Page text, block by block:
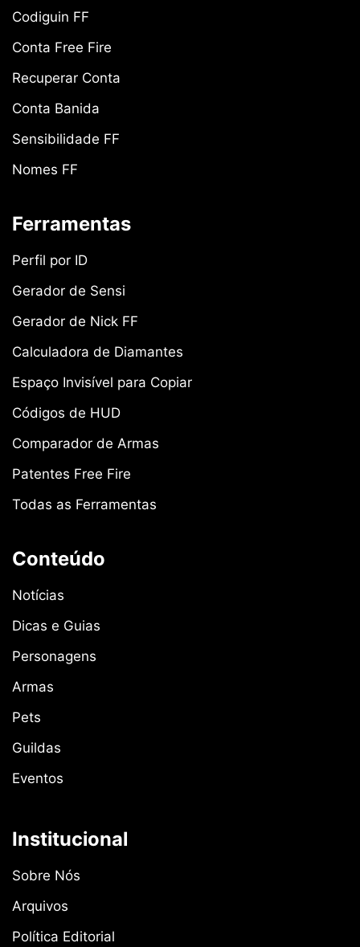
Codiguin FF
Conta Free Fire
Recuperar Conta
Conta Banida
Sensibilidade FF
Nomes FF
Ferramentas
Perfil por ID
Gerador de Sensi
Gerador de Nick FF
Calculadora de Diamantes
Espaço Invisível para Copiar
Códigos de HUD
Comparador de Armas
Patentes Free Fire
Todas as Ferramentas
Conteúdo
Notícias
Dicas e Guias
Personagens
Armas
Pets
Guildas
Eventos
Institucional
Sobre Nós
Arquivos
Política Editorial